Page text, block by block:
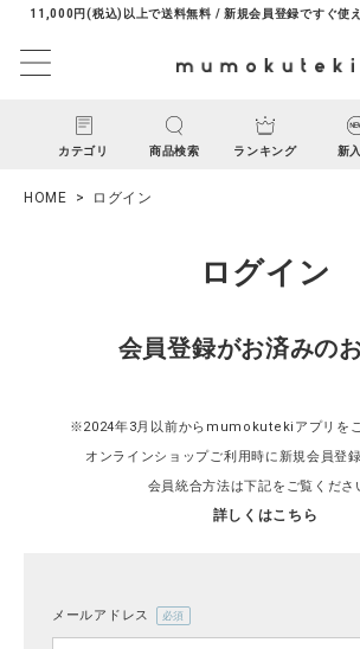
11,000円(税込)以上で送料無料 / 新規会員登録ですぐ使
カテゴリ 商品検索 ランキング 新
新規会員登録
CATEGORY
HOME ログイン
ログイン
会員登録がお済みの
※2024年3月以前からmumokutekiアプリを
オンラインショップご利用時に新規会員登
会員統合方法は下記をご覧くださ
詳しくはこちら
メールアドレス